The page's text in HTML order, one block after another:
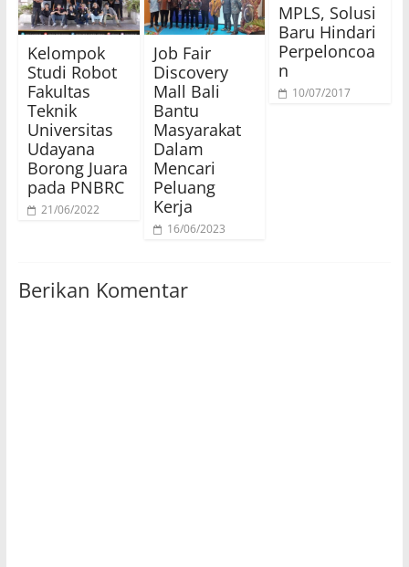
Kelompok
Studi Robot
Fakultas
Teknik
Universitas
Udayana
Borong Juara
pada PNBRC
21/06/2022
Job Fair
Discovery
Mall Bali
Bantu
Masyarakat
Dalam
Mencari
Peluang
Kerja
16/06/2023
MPLS, Solusi
Baru Hindari
Perpeloncoa
n
10/07/2017
Berikan Komentar